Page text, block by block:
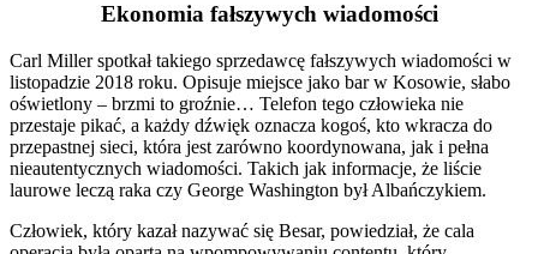
Ekonomia fałszywych wiadomości
Carl Miller spotkał takiego sprzedawcę fałszywych wiadomości w
listopadzie 2018 roku. Opisuje miejsce jako bar w Kosowie, słabo
oświetlony – brzmi to groźnie… Telefon tego człowieka nie
przestaje pikać, a każdy dźwięk oznacza kogoś, kto wkracza do
przepastnej sieci, która jest zarówno koordynowana, jak i pełna
nieautentycznych wiadomości. Takich jak informacje, że liście
laurowe leczą raka czy George Washington był Albańczykiem.
Człowiek, który kazał nazywać się Besar, powiedział, że cala